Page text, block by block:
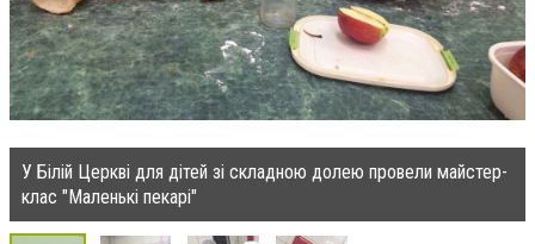
У Білій Церкві для дітей зі складною долею провели майстер-
клас "Маленькі пекарі"